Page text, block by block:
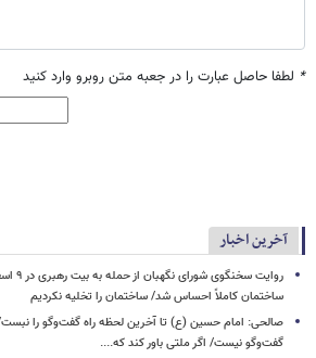
* لطفا حاصل عبارت را در جعبه متن روبرو وارد کنید
آخرین اخبار
ساختمان کاملاً احساس شد/ ساختمان را تخلیه نکردیم
صالحی: امام حسین (ع) تا آخرین لحظه راه گفت‌وگو را
گفت‌وگو نیست/ اگر ملتی باور کند که....